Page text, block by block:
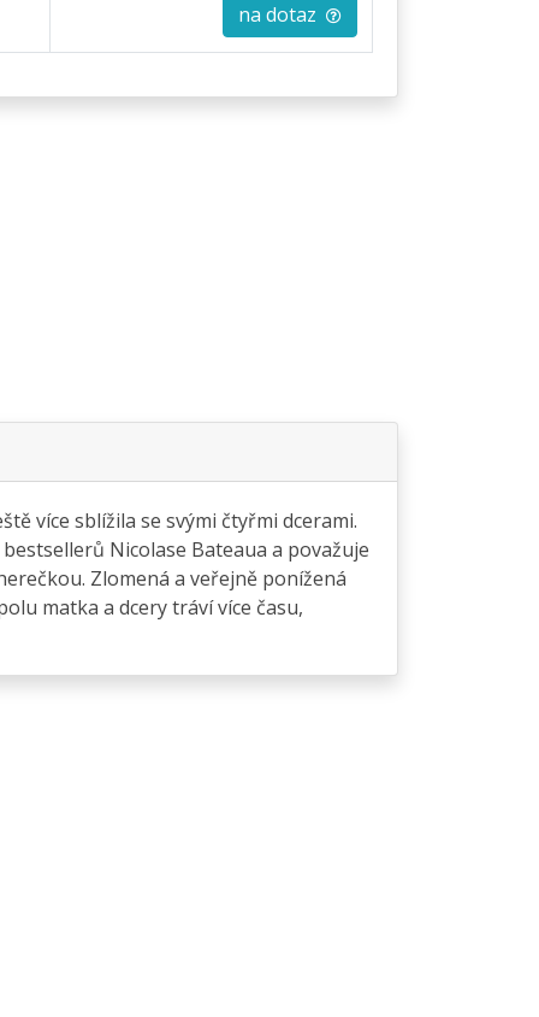
na dotaz
více sblížila se svými čtyřmi dcerami.
Nicolase Bateaua a považuje
Zlomená a veřejně ponížená
matka a dcery tráví více času,